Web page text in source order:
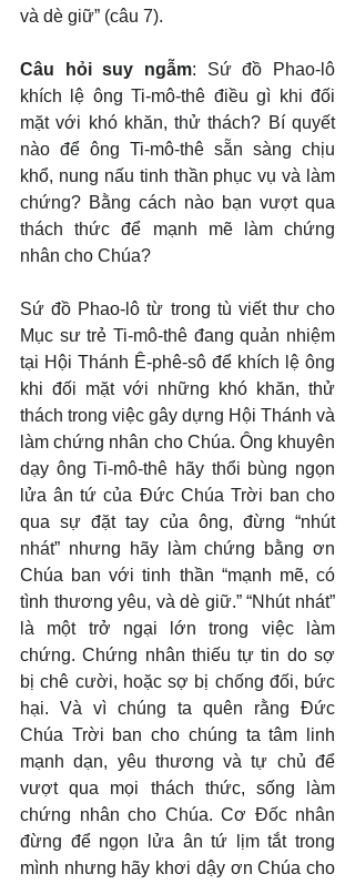
và dè giữ” (câu 7).
Câu hỏi suy ngẫm: Sứ đồ Phao-lô
khích lệ ông Ti-mô-thê điều gì khi đối
mặt với khó khăn, thử thách? Bí quyết
nào để ông Ti-mô-thê sẵn sàng chịu
khổ, nung nấu tinh thần phục vụ và làm
chứng? Bằng cách nào bạn vượt qua
thách thức để mạnh mẽ làm chứng
nhân cho Chúa?
Sứ đồ Phao-lô từ trong tù viết thư cho
Mục sư trẻ Ti-mô-thê đang quản nhiệm
tại Hội Thánh Ê-phê-sô để khích lệ ông
khi đối mặt với những khó khăn, thử
thách trong việc gây dựng Hội Thánh và
làm chứng nhân cho Chúa. Ông khuyên
dạy ông Ti-mô-thê hãy thổi bùng ngọn
lửa ân tứ của Đức Chúa Trời ban cho
qua sự đặt tay của ông, đừng “nhút
nhát” nhưng hãy làm chứng bằng ơn
Chúa ban với tinh thần “mạnh mẽ, có
tình thương yêu, và dè giữ.” “Nhút nhát”
là một trở ngại lớn trong việc làm
chứng. Chứng nhân thiếu tự tin do sợ
bị chê cười, hoặc sợ bị chống đối, bức
hại. Và vì chúng ta quên rằng Đức
Chúa Trời ban cho chúng ta tâm linh
mạnh dạn, yêu thương và tự chủ để
vượt qua mọi thách thức, sống làm
chứng nhân cho Chúa. Cơ Đốc nhân
đừng để ngọn lửa ân tứ lịm tắt trong
mình nhưng hãy khơi dậy ơn Chúa cho